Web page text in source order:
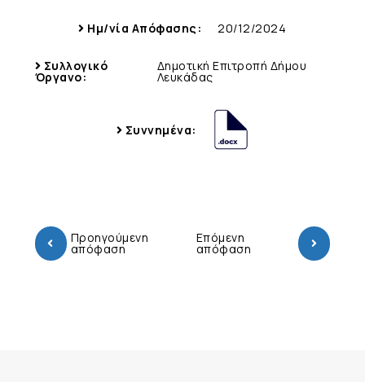
Ημ/νία Απόφασης: 20/12/2024
Συλλογικό
Όργανο:
Δημοτική Επιτροπή Δήμου
Λευκάδας
Συννημένα:
Προηγούμενη
απόφαση
Επόμενη
απόφαση